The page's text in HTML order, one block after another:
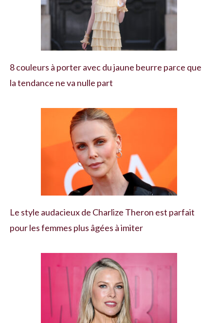
8 couleurs à porter avec du jaune beurre parce que
la tendance ne va nulle part
Le style audacieux de Charlize Theron est parfait
pour les femmes plus âgées à imiter